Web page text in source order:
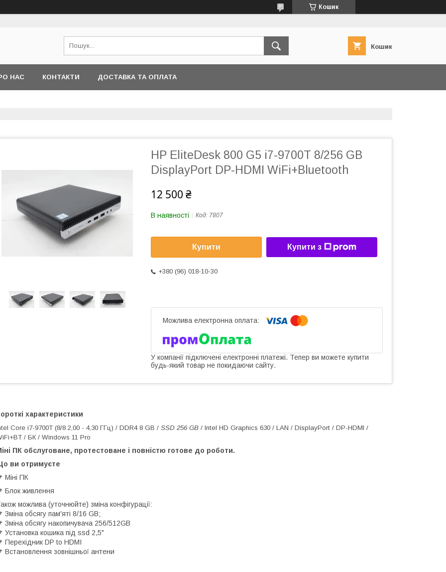
Кошик
Кошик
НАС КОНТАКТИ ДОСТАВКА ТА ОПЛАТА
HP EliteDesk 800 G5 i7-9700T 8/256 GB
DisplayPort DP-HDMI WiFi+Bluetooth
12 500 ₴
В наявності Код: 7807
Купити Купити з
+380 (96) 018-10-30
У компанії підключені електронні платежі. Тепер ви можете купити
будь-який товар не покидаючи сайту.
характеристики
Core i7-9700T (8/8 2,00 - 4,30 ГГц) / DDR4 8 GB / SSD 256 GB / Intel HD Graphics 630 / LAN / DisplayPort / DP-HDMI /
/ БК / Windows 11 Pro
ПК обслуговане, протестоване і повністю готове до роботи.
ви отримуєте
Міні ПК
Блок живлення
можлива (уточнюйте) зміна конфігурації:
Зміна обсягу пам'яті 8/16 GB;
Зміна обсягу накопичувача 256/512GB
Установка кошика під ssd 2,5"
Перехідник DP to HDMI
Встановлення зовнішньої антени